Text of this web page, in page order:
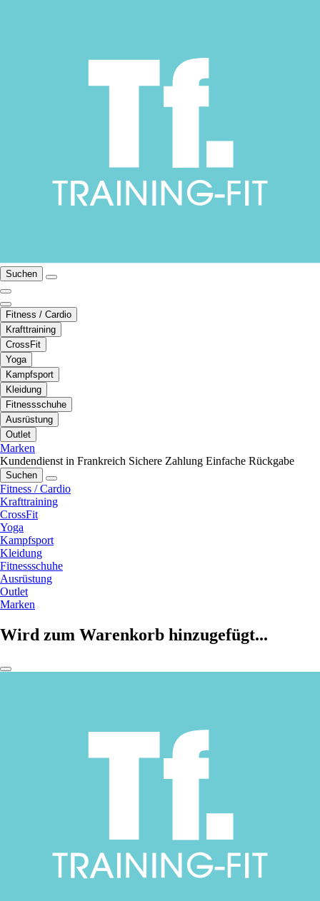
Suchen
Fitness / Cardio
Krafttraining
CrossFit
Yoga
Kampfsport
Kleidung
Fitnessschuhe
Ausrüstung
Outlet
Marken
Kundendienst in Frankreich Sichere Zahlung Einfache Rückgabe
Suchen
Fitness / Cardio
Krafttraining
CrossFit
Yoga
Kampfsport
Kleidung
Fitnessschuhe
Ausrüstung
Outlet
Marken
Wird zum Warenkorb hinzugefügt...